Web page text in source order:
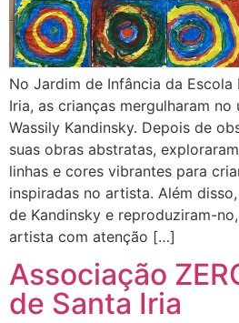
No Jardim de Infância da Escola
Iria, as crianças mergulharam
Wassily Kandinsky. Depois de
suas obras abstratas,
linhas e cores vibrantes para
inspiradas no artista. Além
de Kandinsky e reproduziram-
artista com atenção […]
Associação
de Santa Iria